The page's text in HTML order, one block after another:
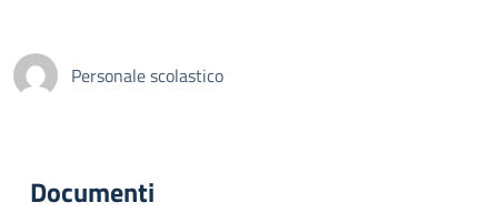
Personale scolastico
Documenti